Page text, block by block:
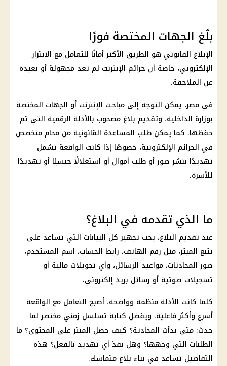
بلّغ الجهات المختصة فورًا
الإبلاغ القانوني هو الطريق الأكثر أمانًا للتعامل مع الابتزاز
الإلكتروني، خاصة أن جرائم الإنترنت لم تعد مجهولة أو بعيدة
عن الملاحقة.
في مصر، يمكن التوجه إلى مباحث الإنترنت أو الجهات المختصة
بوزارة الداخلية، وتقديم بلاغ مصحوب بالأدلة الرقمية التي تم
حفظها. كما يمكن طلب المساعدة القانونية من محام متخصص
في الجرائم الإلكترونية، خصوصًا إذا كانت الواقعة تشمل
تهديدًا بنشر صور أو طلب أموال أو استغلالًا جنسيًا أو تهديدًا
للأسرة.
ما الذي تقدمه في البلاغ؟
عند تقديم البلاغ، يجب تجهيز كل البيانات التي تساعد على
تتبع المبتز، مثل رقم الهاتف، رابط الحساب، اسم المستخدم،
صور المحادثات، مواعيد الرسائل، وأي تحويلات مالية أو
تسجيلات صوتية أو رسائل بريد إلكتروني.
كلما كانت الأدلة منظمة وواضحة، أصبح التعامل مع الواقعة
أسرع وأكثر فاعلية. ويفضل كتابة تسلسل زمني مختصر لما
حدث: متى بدأت المحادثة؟ كيف حصل المبتز على المحتوى؟ ما
الطلبات التي وجهها؟ وهل نفذ أي تهديد بالفعل؟ هذه
التفاصيل تساعد في بناء بلاغ متماسك.